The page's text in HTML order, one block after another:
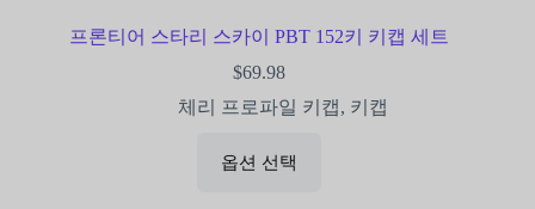
프론티어 스타리 스카이 PBT 152키 키캡 세트
$69.98
체리 프로파일 키캡, 키캡
옵션 선택